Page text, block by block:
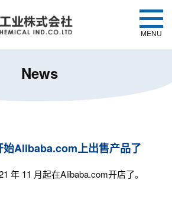
MENU
News
Alibaba.com上出售产品了
年 11 月起在Alibaba.com开店了。